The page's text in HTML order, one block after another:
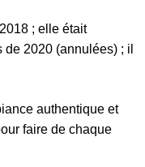
; elle était
2020 (annulées) ; il
authentique et
faire de chaque